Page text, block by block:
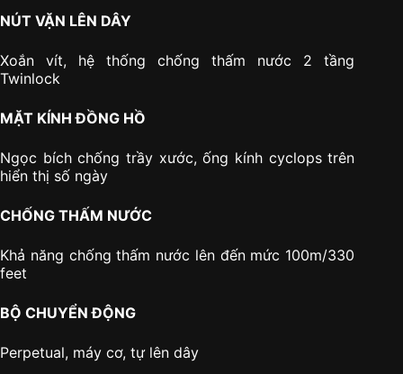
NÚT VẶN LÊN DÂY
Xoắn vít, hệ thống chống thấm nước 2 tầng
Twinlock
MẶT KÍNH ĐỒNG HỒ
Ngọc bích chống trầy xước, ống kính cyclops trên
hiển thị số ngày
CHỐNG THẤM NƯỚC
Khả năng chống thấm nước lên đến mức 100m/330
feet
BỘ CHUYỂN ĐỘNG
Perpetual, máy cơ, tự lên dây